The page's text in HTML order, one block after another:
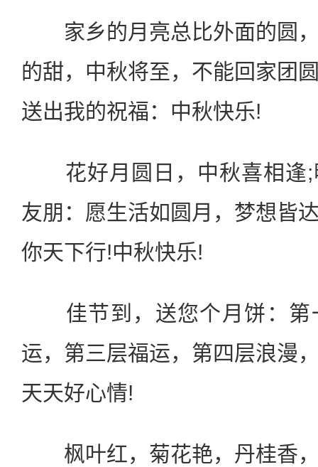
家乡的月亮总比外面的圆，
的甜，中秋将至，不能回家团
送出我的祝福：中秋快乐!
花好月圆日，中秋喜相逢;
友朋：愿生活如圆月，梦想皆
你天下行!中秋快乐!
佳节到，送您个月饼：第
运，第三层福运，第四层浪漫
天天好心情!
枫叶红，菊花艳，丹桂香，